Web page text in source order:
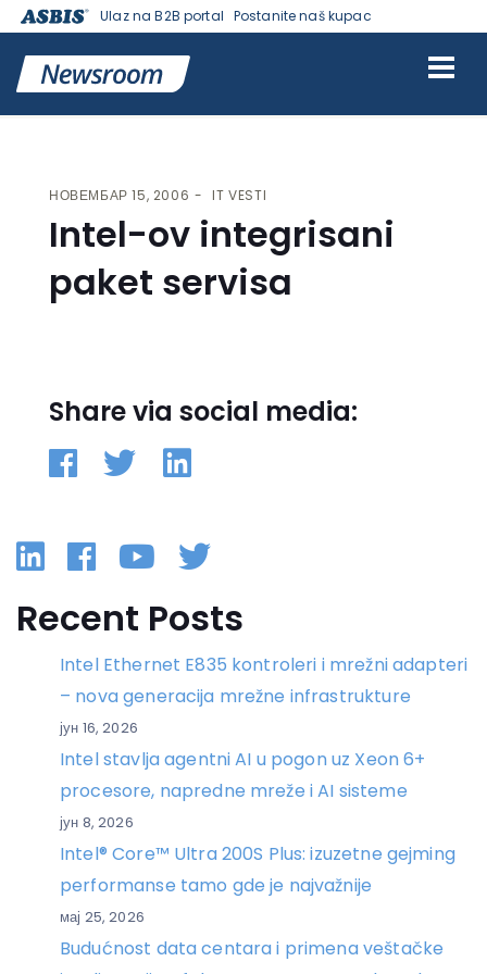
Ulaz na B2B portal Postanite naš kupac
НОВЕМБАР 15, 2006 IT VESTI
Intel-ov integrisani
paket servisa
Share via social media:
Linkedin
Facebook
YouTube
Twitter
Recent Posts
Intel Ethernet E835 kontroleri i mrežni adapteri
– nova generacija mrežne infrastrukture
јун 16, 2026
Intel stavlja agentni AI u pogon uz Xeon 6+
procesore, napredne mreže i AI sisteme
јун 8, 2026
Intel® Core™ Ultra 200S Plus: izuzetne gejming
performanse tamo gde je najvažnije
мај 25, 2026
Budućnost data centara i primena veštačke